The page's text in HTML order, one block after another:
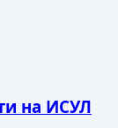
на ИСУЛ